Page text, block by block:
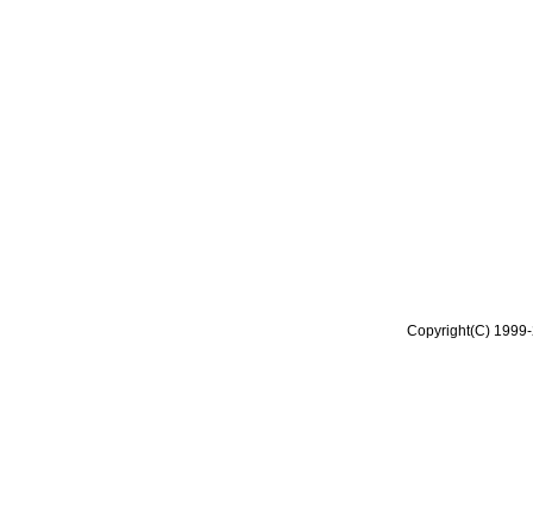
Copyright(C)